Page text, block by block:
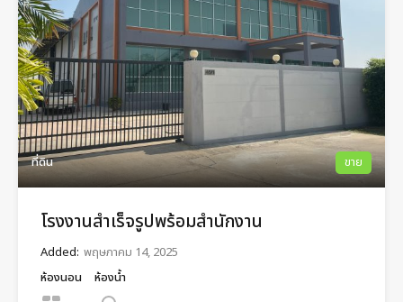
ที่ดิน ขาย
โรงงานสำเร็จรูปพร้อมสำนักงาน
Added: พฤษภาคม 14, 2025
ห้องนอน
ห้องน้ำ